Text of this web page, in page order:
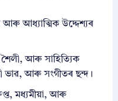
আধ্যাত্মিক উদ্দেশ্যৰ
আৰু সাহিত্যিক
ভাৱ, আৰু সংগীতৰ ছন্দ।
মধ্যমীয়া, আৰু